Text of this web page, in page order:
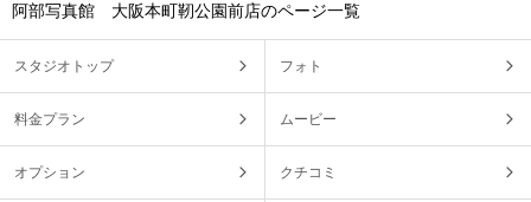
阿部写真館 大阪本町靭公園前店のページ一覧
スタジオトップ フォト
料金プラン ムービー
オプション クチコミ